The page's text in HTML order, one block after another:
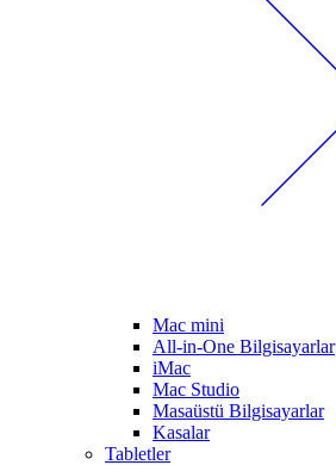
Mac mini
All-in-One Bilgisayarlar
iMac
Mac Studio
Masaüstü Bilgisayarlar
Kasalar
Tabletler